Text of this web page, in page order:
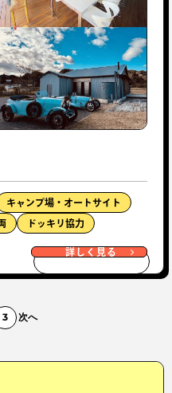
キャンプ場・オートサイト
ドッキリ協力
詳しく見る
3 次へ